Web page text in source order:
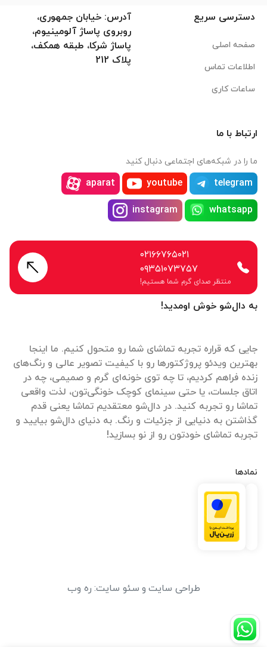
به دال‌شو خوش اومدید!
جایی که قراره تجربه تماشای شما رو متحول کنیم. ما اینجا
بهترین ویدئو پروژکتورها رو با کیفیت تصویر عالی و رنگ‌های
زنده فراهم کردیم، تا چه توی خونه‌ای گرم و صمیمی، چه در
اتاق جلسات، یا حتی سینمای کوچک خونگی‌تون، لذت واقعی
تماشا رو تجربه کنید. در دال‌شو معتقدیم تماشا یعنی قدم
گذاشتن به دنیایی از جزئیات و رنگ. به دنیای دال‌شو بیایید و
تجربه تماشای خودتون رو از نو بسازید!
نمادها
دسترسی سریع
صفحه اصلی
اطلاعات تماس
ساعات کاری
آدرس: خیابان جمهوری،
روبروی پاساژ آلومینیوم،
پاساژ شرکا، طبقه همکف،
پلاک 212
ارتباط با ما
ما را در شبکه‌های اجتماعی دنبال کنید
telegram
youtube
aparat
whatsapp
instagram
۰۲۱۶۶۷۶۵۰۲۱
۰۹۳۵۱۰۷۳۷۵۷
منتظر صدای گرم شما هستیم!
طراحی سایت و سئو سایت: ره وب